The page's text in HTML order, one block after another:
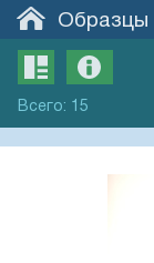
Образцы
Всего: 15